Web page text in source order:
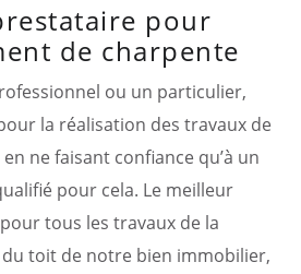
pour
de charpente
ou un particulier,
la réalisation des travaux de
ne faisant confiance qu’à un
pour cela. Le meilleur
tous les travaux de la
toit de notre bien immobilier,